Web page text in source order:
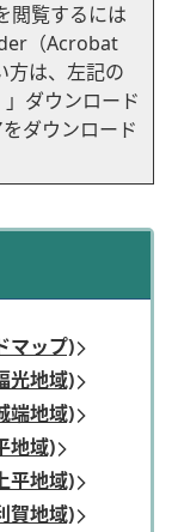
閲覧するには
（Acrobat
方は、左記の
ダウンロード
ダウンロード
マップ)
光地域)
端地域)
地域)
平地域)
賀地域)